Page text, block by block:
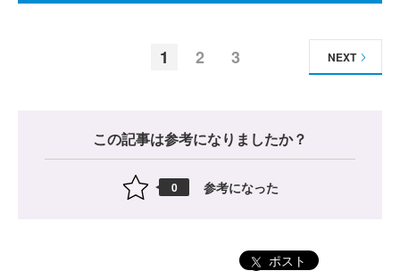
1 2 3 NEXT
この記事は参考になりましたか？
0 参考になった
ポスト